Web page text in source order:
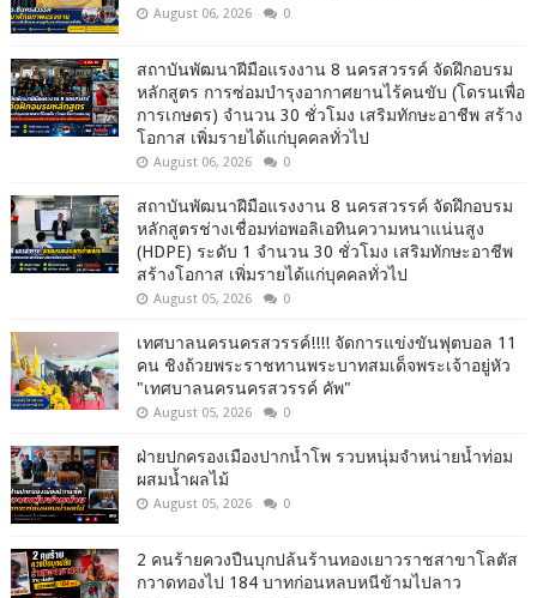
August 06, 2026 0
สถาบันพัฒนาฝีมือแรงงาน 8 นครสวรรค์ จัดฝึกอบรม
หลักสูตร การซ่อมบำรุงอากาศยานไร้คนขับ (โดรนเพื่อ
การเกษตร) จำนวน 30 ชั่วโมง เสริมทักษะอาชีพ สร้าง
โอกาส เพิ่มรายได้แก่บุคคลทั่วไป
August 06, 2026 0
สถาบันพัฒนาฝีมือแรงงาน 8 นครสวรรค์ จัดฝึกอบรม
หลักสูตรช่างเชื่อมท่อพอลิเอทินความหนาแน่นสูง
(HDPE) ระดับ 1 จำนวน 30 ชั่วโมง เสริมทักษะอาชีพ
สร้างโอกาส เพิ่มรายได้แก่บุคคลทั่วไป
August 05, 2026 0
เทศบาลนครนครสวรรค์!!!! จัดการแข่งขันฟุตบอล 11
คน ชิงถ้วยพระราชทานพระบาทสมเด็จพระเจ้าอยู่หัว
"เทศบาลนครนครสวรรค์ คัพ"
August 05, 2026 0
ฝ่ายปกครองเมืองปากน้ำโพ รวบหนุ่มจำหน่ายน้ำท่อม
ผสมน้ำผลไม้
August 05, 2026 0
2 คนร้ายควงปืนบุกปล้นร้านทองเยาวราชสาขาโลตัส
กวาดทองไป 184 บาทก่อนหลบหนีข้ามไปลาว